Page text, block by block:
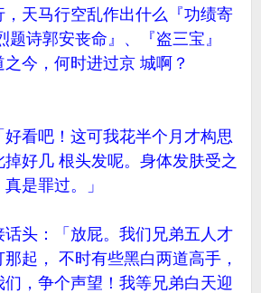
，天马行空乱作出什么『功绩寄
题诗郭安丧命』、『盗三宝』
今，何时进过京 城啊？
看吧！这可我花半个月才构思
好几 根头发呢。身体发肤受之
是罪过。」
话头：「放屁。我们兄弟五人才
起， 不时有些黑白两道高手，
，争个声望！我等兄弟白天迎